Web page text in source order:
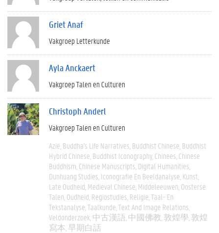
Griet Anaf
Vakgroep Letterkunde
Ayla Anckaert
Vakgroep Talen en Culturen
Christoph Anderl
Vakgroep Talen en Culturen
Azië Buddha's Life Narratives Buddhist Chinese Buddhist
Hybrid Chinese Buddhist Iconography Chinees Chinese
Buddhism Chinese Manuscripts Digital Humanities
Dunhuang Studies Iconografie En Beeldanalyse Kunst
Late Oudheid Medieval Chinese Middeleeuwen Oosterse
Talen Oudheid Regiostudies Religie Taal- En
Tekstanalyse Taalkunde Text And Image Relations
Veldonderzoek 中古漢語 中國佛教 敦煌學 敦煌
寫本 早期白話